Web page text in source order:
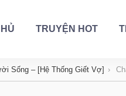
TRUYỆN HOT
Sống – [Hệ Thống Giết Vợ]